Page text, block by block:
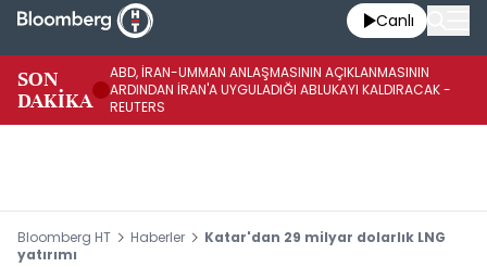
Canlı
SON
DAKİKA
ABD, İRAN-UMMAN ANLAŞMASININ AÇIKLANMASININ
ARDINDAN İRAN'A UYGULADIĞI ABLUKAYI KALDIRACAK -
REUTERS
Bloomberg HT Haberler
Katar'dan 29 milyar dolarlık LNG
yatırımı